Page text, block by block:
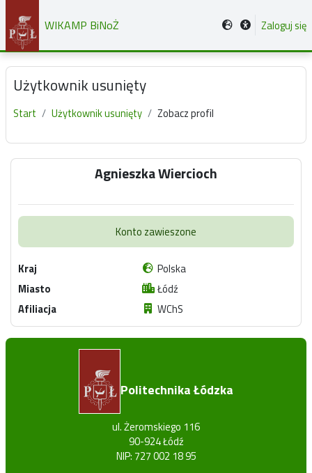
Przejdź do głównej zawartości
WIKAMP BiNoŻ Zaloguj się
Użytkownik usunięty
Start Użytkownik usunięty Zobacz profil
Główne bloki treściAgnieszka Wiercioch
Konto zawieszone
Kraj
Polska
Miasto
Łódź
Afiliacja
WChS
Politechnika Łódzka
ul. Żeromskiego 116
90-924 Łódź
NIP: 727 002 18 95